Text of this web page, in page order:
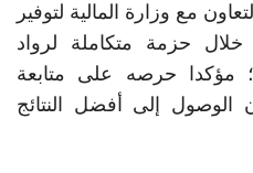
مع وزارة المالية لتوفير
حزمة متكاملة لرواد
مؤكدا حرصه على متابعة
الوصول إلى أفضل النتائج